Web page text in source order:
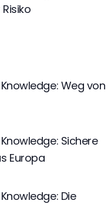
Weg von
Sichere
Europa
Die